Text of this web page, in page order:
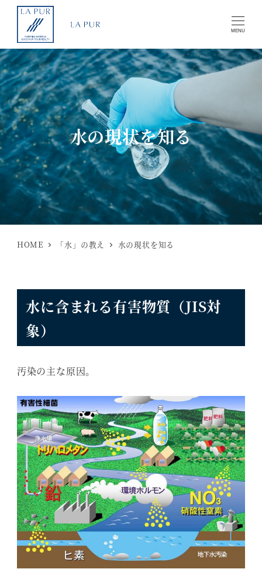
MENU
水の現状を知る
HOME 「水」の教え 水の現状を知る
水に含まれる有害物質（JIS対
象）
汚染の主な原因。